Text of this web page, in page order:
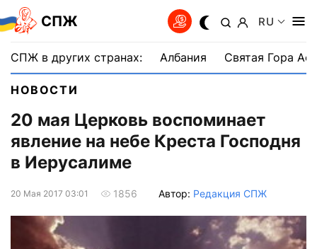
СПЖ RU
СПЖ в других странах: Албания Святая Гора
НОВОСТИ
20 мая Церковь воспоминает
явление на небе Креста Господня
в Иерусалиме
20 Мая 2017 03:01 1856 Автор: Редакция СПЖ